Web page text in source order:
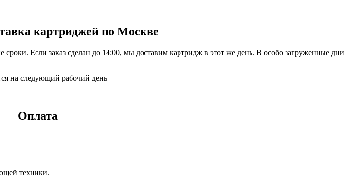
картриджей по Москве
Если заказ сделан до 14:00, мы доставим картридж в этот же день. В особо загруженные дни
на следующий рабочий день.
Оплата
техники.